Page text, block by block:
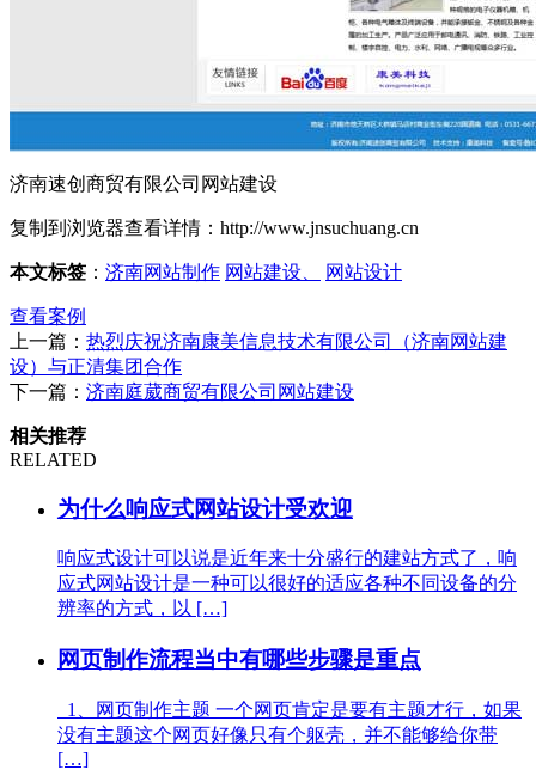
济南速创商贸有限公司网站建设
复制到浏览器查看详情 ： http://www.jnsuchuang.cn
本文标签 ： 济南网站制作 网站建设、 网站设计
查看案例
上一篇： 热烈庆祝济南康美信息技术有限公司（济南网站建
设）与正清集团合作
下一篇： 济南庭葳商贸有限公司网站建设
相关推荐
RELATED
为什么响应式网站设计受欢迎
响应式设计可以说是近年来十分盛行的建站方式了，响
应式网站设计是一种可以很好的适应各种不同设备的分
辨率的方式，以 […]
网页制作流程当中有哪些步骤是重点
1、网页制作主题 一个网页肯定是要有主题才行，如果
没有主题这个网页好像只有个躯壳，并不能够给你带
[…]